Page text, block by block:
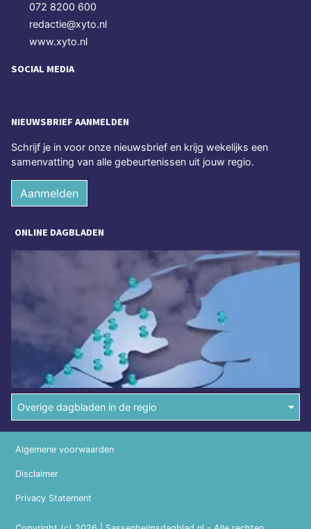
072 8200 600
redactie@xyto.nl
www.xyto.nl
SOCIAL MEDIA
NIEUWSBRIEF AANMELDEN
Schrijf je in voor onze nieuwsbrief en krijg wekelijks een
samenvatting van alle gebeurtenissen uit jouw regio.
Aanmelden
ONLINE DAGBLADEN
Overige dagbladen in de regio
Algemene voorwaarden
Disclaimer
Privacy Statement